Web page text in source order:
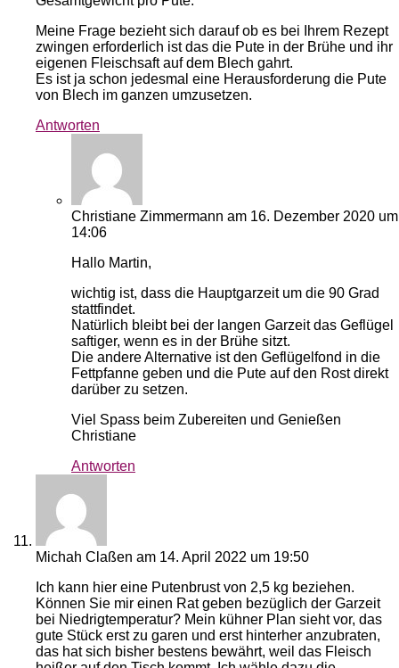
Meine Frage bezieht sich darauf ob es bei Ihrem Rezept
zwingen erforderlich ist das die Pute in der Brühe und ihr
eigenen Fleischsaft auf dem Blech gahrt.
Es ist ja schon jedesmal eine Herausforderung die Pute
von Blech im ganzen umzusetzen.
Antworten
Christiane Zimmermann am 16. Dezember 2020 um
14:06
Hallo Martin,
wichtig ist, dass die Hauptgarzeit um die 90 Grad
stattfindet.
Natürlich bleibt bei der langen Garzeit das Geflügel
saftiger, wenn es in der Brühe sitzt.
Die andere Alternative ist den Geflügelfond in die
Fettpfanne geben und die Pute auf den Rost direkt
darüber zu setzen.
Viel Spass beim Zubereiten und Genießen
Christiane
Antworten
Michah Claßen am 14. April 2022 um 19:50
Ich kann hier eine Putenbrust von 2,5 kg beziehen.
Können Sie mir einen Rat geben bezüglich der Garzeit
bei Niedrigtemperatur? Mein kühner Plan sieht vor, das
gute Stück erst zu garen und erst hinterher anzubraten,
das hat sich bisher bestens bewährt, weil das Fleisch